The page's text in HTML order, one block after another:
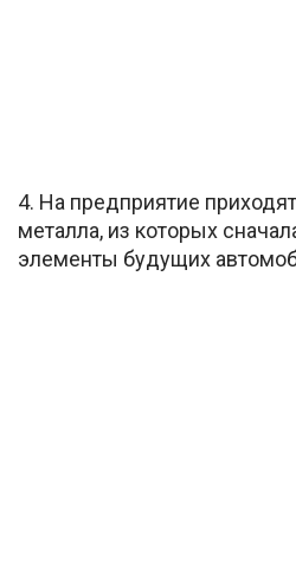
4. На предприятие
металла, из которых
элементы будущих